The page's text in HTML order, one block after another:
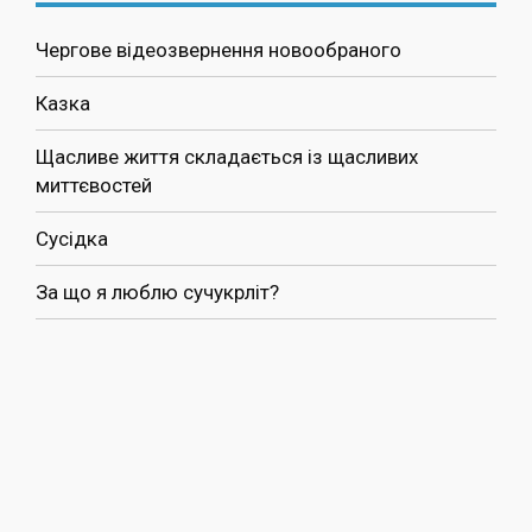
Чергове відеозвернення новообраного
Казка
Щасливе життя складається із щасливих
миттєвостей
Сусідка
За що я люблю сучукрліт?